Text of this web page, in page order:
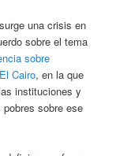
una crisis en
sobre el tema
sobre
Cairo, en la que
instituciones y
sobre ese